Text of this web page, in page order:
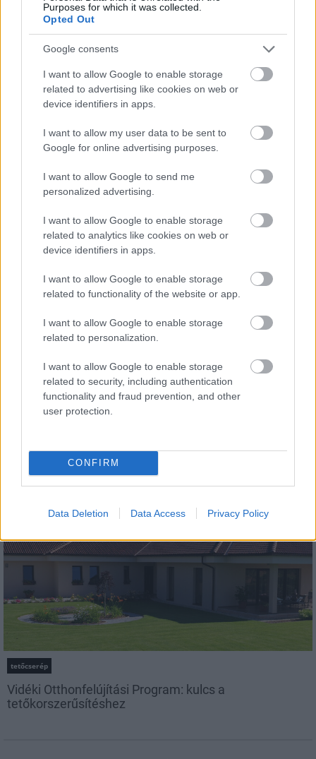
Purposes for which it was collected.
Opted Out
Google consents
I want to allow Google to enable storage
related to advertising like cookies on web or
device identifiers in apps.
I want to allow my user data to be sent to
Google for online advertising purposes.
I want to allow Google to send me
personalized advertising.
I want to allow Google to enable storage
related to analytics like cookies on web or
device identifiers in apps.
I want to allow Google to enable storage
related to functionality of the website or app.
I want to allow Google to enable storage
related to personalization.
I want to allow Google to enable storage
related to security, including authentication
functionality and fraud prevention, and other
user protection.
CONFIRM
Data Deletion Data Access Privacy Policy
tetőcserép
Tetőépítés -és felújítás? Legyen tudatos a
költségtervezésben!
tetőcserép
tetőcserép
Vidéki Otthonfelújítási Program: kulcs a
tetőkorszerűsítéshez